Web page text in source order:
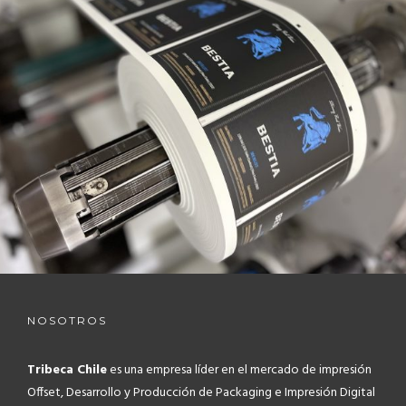
NOSOTROS
Tribeca Chilees una empresa líder en el mercado de impresión
Offset, Desarrollo y Producción de Packaging e Impresión Digital